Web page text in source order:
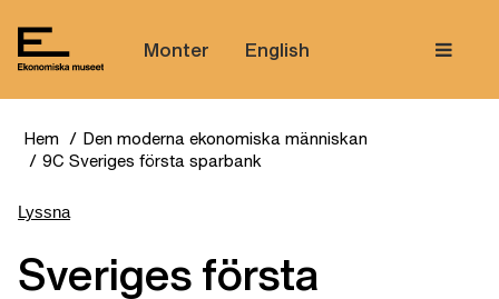
Monter English Tema
Hem
Den moderna ekonomiska människan
9C Sveriges första sparbank
Lyssna
Sveriges första